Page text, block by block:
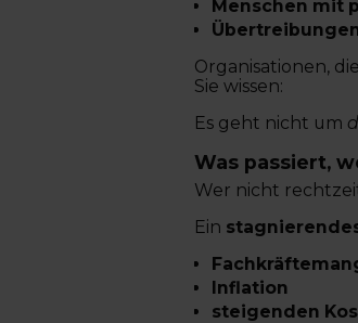
Menschen mit
Organisationen,
Sie wissen:
Es geht nicht um
Was passiert,
Wer nicht
Ein
Inflation
steigenden